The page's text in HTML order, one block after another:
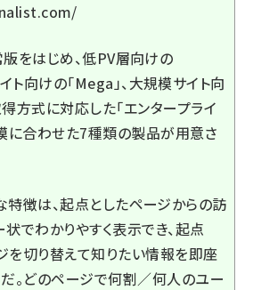
をはじめ、低PV層向けの
ト向けの「Mega」、大規模サイト向
方式に対応した「エンタープライ
に合わせた7種類の製品が用意さ
徴は、起点としたページからの訪
でわかりやすく表示でき、起点
切り替えて知りたい情報を即座
。どのページで何割／何人のユー